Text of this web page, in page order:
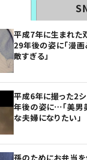
平成7年に生まれた
29年後の姿に「漫画
敵すぎる」
平成6年に撮った2
年後の姿に…「美男
な夫婦になりたい」
孫のためにお弁当